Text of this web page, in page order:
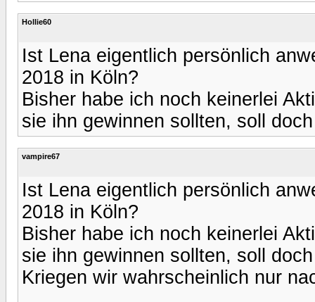
Hollie60
Ist Lena eigentlich persönlich
2018 in Köln?
Bisher habe ich noch keinerlei
sie ihn gewinnen sollten, soll
vampire67
Ist Lena eigentlich persönlich
2018 in Köln?
Bisher habe ich noch keinerlei
sie ihn gewinnen sollten, soll
Kriegen wir wahrscheinlich nur